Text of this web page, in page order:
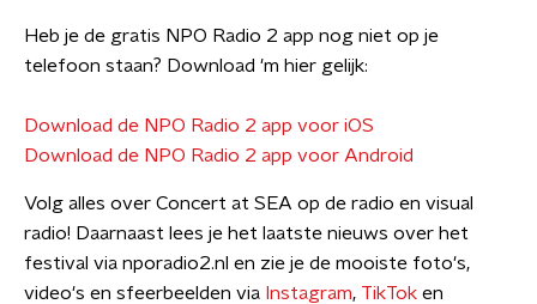
Heb je de gratis NPO Radio 2 app nog niet op je
telefoon staan? Download 'm hier gelijk:
Download de NPO Radio 2 app voor iOS
Download de NPO Radio 2 app voor Android
Volg alles over Concert at SEA op de radio en visual
radio! Daarnaast lees je het laatste nieuws over het
festival via nporadio2.nl en zie je de mooiste foto's,
video's en sfeerbeelden via Instagram, TikTok en